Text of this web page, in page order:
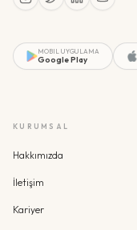
MOBIL UYGULAMA
Google Play
KURUMSAL
Hakkımızda
İletişim
Kariyer